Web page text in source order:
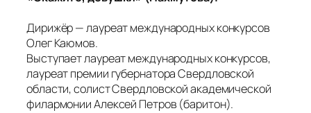
Дирижёр — лауреат международных конкурсов
Олег Каюмов.
Выступает лауреат международных конкурсов,
лауреат премии губернатора Свердловской
области, солист Свердловской академической
филармонии Алексей Петров (баритон).